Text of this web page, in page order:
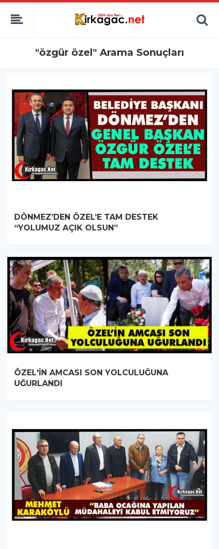
"özgür özel" Arama Sonuçları
DÖNMEZ’DEN ÖZEL’E TAM DESTEK
“YOLUMUZ AÇIK OLSUN”
ÖZEL'İN AMCASI SON YOLCULUĞUNA
UĞURLANDI